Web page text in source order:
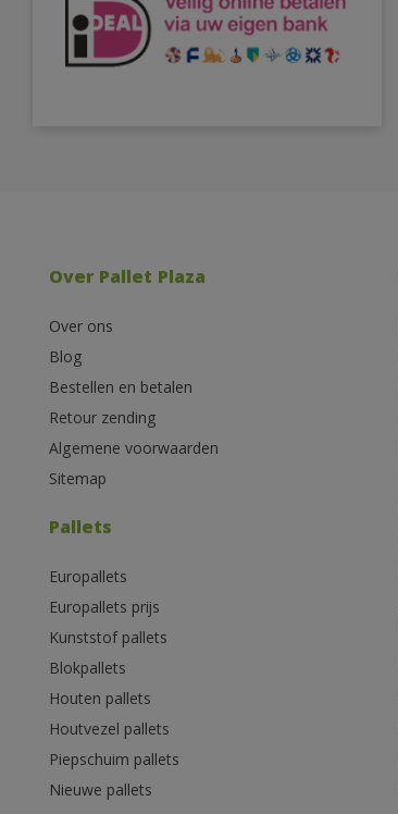
Over Pallet Plaza
Over ons
Blog
Bestellen en betalen
Retour zending
Algemene voorwaarden
Sitemap
Pallets
Europallets
Europallets prijs
Kunststof pallets
Blokpallets
Houten pallets
Houtvezel pallets
Piepschuim pallets
Nieuwe pallets